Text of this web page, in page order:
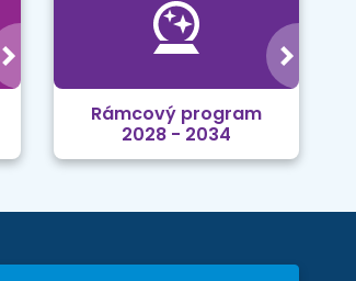
Rámcový program
2028 - 2034